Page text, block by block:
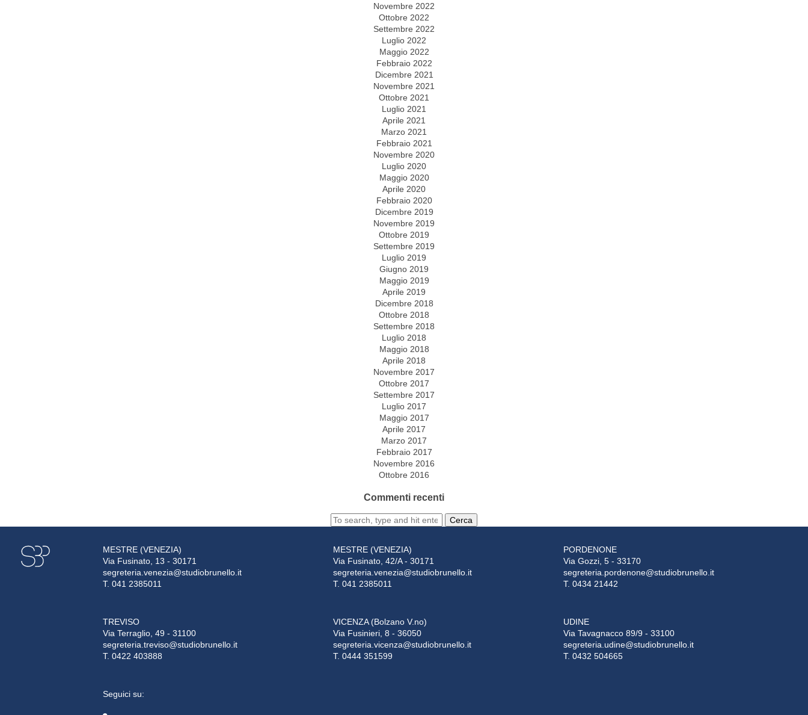
Novembre 2022
Ottobre 2022
Settembre 2022
Luglio 2022
Maggio 2022
Febbraio 2022
Dicembre 2021
Novembre 2021
Ottobre 2021
Luglio 2021
Aprile 2021
Marzo 2021
Febbraio 2021
Novembre 2020
Luglio 2020
Maggio 2020
Aprile 2020
Febbraio 2020
Dicembre 2019
Novembre 2019
Ottobre 2019
Settembre 2019
Luglio 2019
Giugno 2019
Maggio 2019
Aprile 2019
Dicembre 2018
Ottobre 2018
Settembre 2018
Luglio 2018
Maggio 2018
Aprile 2018
Novembre 2017
Ottobre 2017
Settembre 2017
Luglio 2017
Maggio 2017
Aprile 2017
Marzo 2017
Febbraio 2017
Novembre 2016
Ottobre 2016
Commenti recenti
Cerca
MESTRE (VENEZIA)
Via Fusinato, 13 - 30171
segreteria.venezia@studiobrunello.it
T. 041 2385011
MESTRE (VENEZIA)
Via Fusinato, 42/A - 30171
segreteria.venezia@studiobrunello.it
T. 041 2385011
PORDENONE
Via Gozzi, 5 - 33170
segreteria.pordenone@studiobrunello.it
T. 0434 21442
TREVISO
Via Terraglio, 49 - 31100
segreteria.treviso@studiobrunello.it
T. 0422 403888
VICENZA (Bolzano V.no)
Via Fusinieri, 8 - 36050
segreteria.vicenza@studiobrunello.it
T. 0444 351599
UDINE
Via Tavagnacco 89/9 - 33100
segreteria.udine@studiobrunello.it
T. 0432 504665
Seguici su: